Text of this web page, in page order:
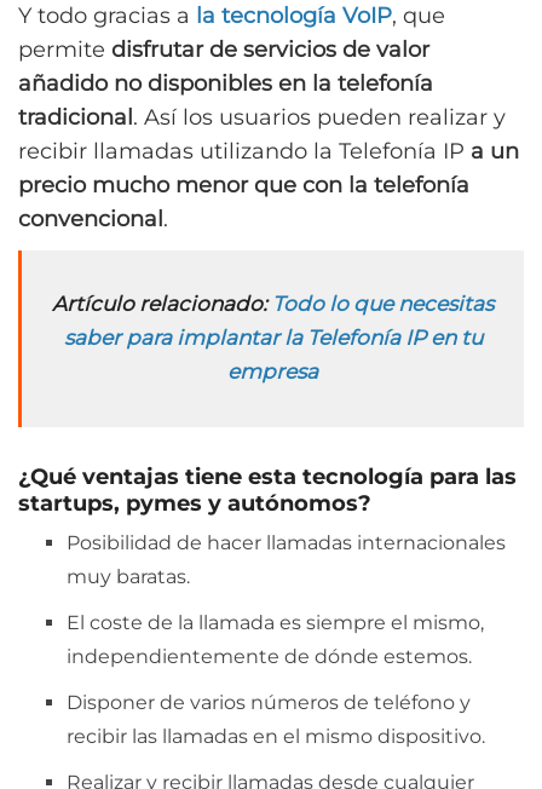
Y todo gracias a la tecnología VoIP, que
permite disfrutar de servicios de valor
añadido no disponibles en la telefonía
tradicional. Así los usuarios pueden realizar y
recibir llamadas utilizando la Telefonía IP a un
precio mucho menor que con la telefonía
convencional.
Artículo relacionado: Todo lo que necesitas
saber para implantar la Telefonía IP en tu
empresa
¿Qué ventajas tiene esta tecnología para las
startups, pymes y autónomos?
Posibilidad de hacer llamadas internacionales
muy baratas.
El coste de la llamada es siempre el mismo,
independientemente de dónde estemos.
Disponer de varios números de teléfono y
recibir las llamadas en el mismo dispositivo.
Realizar y recibir llamadas desde cualquier